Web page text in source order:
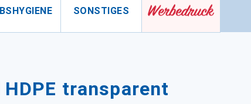
SONSTIGES
transparent